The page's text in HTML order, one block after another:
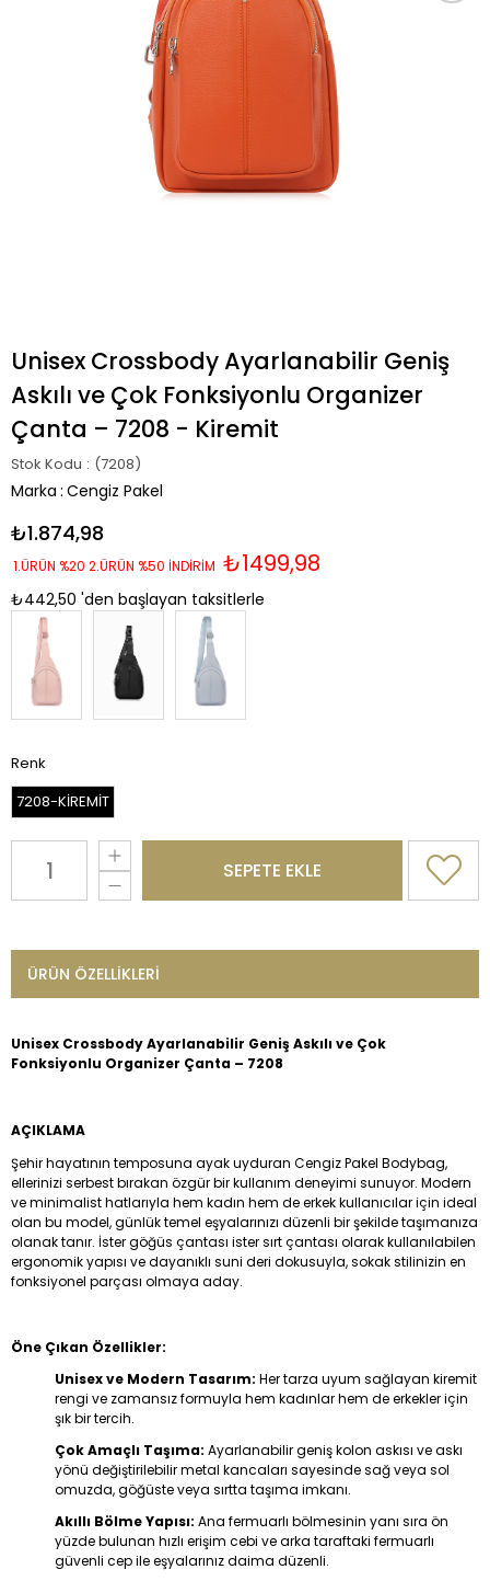
Unisex Crossbody Ayarlanabilir Geniş
Askılı ve Çok Fonksiyonlu Organizer
Çanta – 7208 - Kiremit
Stok Kodu (7208)
Marka : Cengiz Pakel
₺1.874,98
1.ÜRÜN %20 2.ÜRÜN %50 İNDİRİM ₺1499,98
₺442,50 'den başlayan taksitlerle
Renk
7208-KİREMİT
ÜRÜN ÖZELLIKLERI
Unisex Crossbody Ayarlanabilir Geniş Askılı ve Çok
Fonksiyonlu Organizer Çanta – 7208
AÇIKLAMA
Şehir hayatının temposuna ayak uyduran Cengiz Pakel Bodybag,
ellerinizi serbest bırakan özgür bir kullanım deneyimi sunuyor. Modern
ve minimalist hatlarıyla hem kadın hem de erkek kullanıcılar için ideal
olan bu model, günlük temel eşyalarınızı düzenli bir şekilde taşımanıza
olanak tanır. İster göğüs çantası ister sırt çantası olarak kullanılabilen
ergonomik yapısı ve dayanıklı suni deri dokusuyla, sokak stilinizin en
fonksiyonel parçası olmaya aday.
Öne Çıkan Özellikler:
Unisex ve Modern Tasarım: Her tarza uyum sağlayan kiremit
rengi ve zamansız formuyla hem kadınlar hem de erkekler için
şık bir tercih.
Çok Amaçlı Taşıma: Ayarlanabilir geniş kolon askısı ve askı
yönü değiştirilebilir metal kancaları sayesinde sağ veya sol
omuzda, göğüste veya sırtta taşıma imkanı.
Akıllı Bölme Yapısı: Ana fermuarlı bölmesinin yanı sıra ön
yüzde bulunan hızlı erişim cebi ve arka taraftaki fermuarlı
güvenli cep ile eşyalarınız daima düzenli.